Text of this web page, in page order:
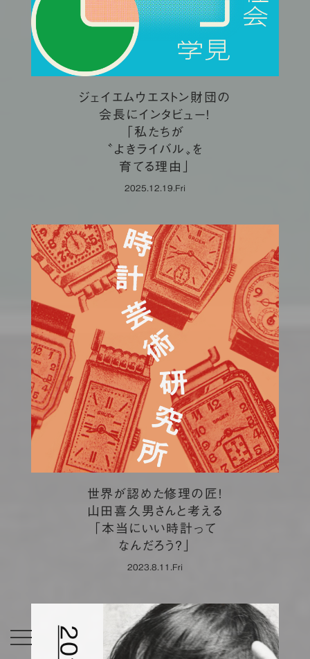
ジェイエムウエストン財団の
会長にインタビュー！
「私たちが
〝よきライバル〟を
育てる理由」
2025.12.19.Fri
世界が認めた修理の匠！
山田喜久男さんと考える
「本当にいい時計って
なんだろう？」
2023.8.11.Fri